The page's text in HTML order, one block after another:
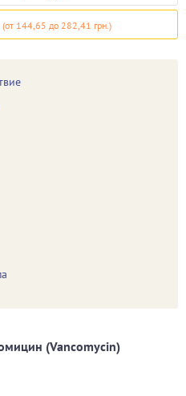
(от 144,65 до 282,41 грн.)
(Vancomycin)